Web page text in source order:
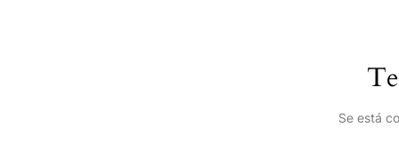
Se está